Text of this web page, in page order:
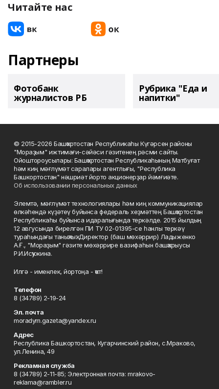
Читайте нас
Партнеры
Фотобанк
журналистов РБ
Рубрика "Еда и
напитки"
© 2015-2026 Башҡортостан Республикаһы Күгәрсен районы
"Мораҙым" ижтимағи-сәйәси гәзитенең рәсми сайты.
Ойоштороусылары: Башҡортостан Республикаһының Матбуғат
һәм киң мәғлүмәт саралары агентлығы, "Республика
Башкортостан" нәшриәт йорто акционерҙар йәмғиәте.
Об использовании персональных данных
Элемтә, мәғлүмәт технологиялары һәм киң коммуникациялар
өлкәһендә күҙәтеү буйынса федераль хеҙмәттең Башҡортостан
Республикаһы буйынса идаралығында теркәлде. 2015 йылдың
12 авгусында бирелгән ПИ ТУ 02-01395-се һанлы теркәү
тураһындағы таныҡлыҡ. Директор (баш мөхәррир) Ладыженко
А.Ғ., "Мораҙым" гәзите мөхәррире вазифаһын башҡарыусы
Р.И.Исҡужина.
Илгә - именлек, йортоңа - ҡот!
Телефон
8 (34789) 2-19-24
Эл. почта
moradym.gazeta@yandex.ru
Адрес
Республика Башкортостан, Кугарчинский район, с.Мраково,
ул.Ленина, 49
Рекламная служба
8 (34789) 2-11-85; Электронная почта: mrakovo-
reklama@rambler.ru